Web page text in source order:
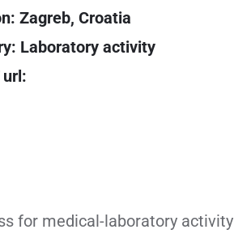
Zagreb, Croatia
Laboratory activity
url:
for medical-laboratory activity